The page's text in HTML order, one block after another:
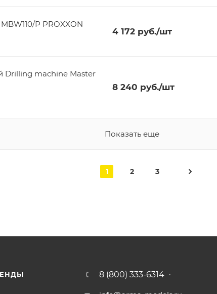
Р PROXXON
4 172руб./шт
Drilling machine Master
8 240 руб./шт
Показать еще
1 2 3
8 (800) 333-6314